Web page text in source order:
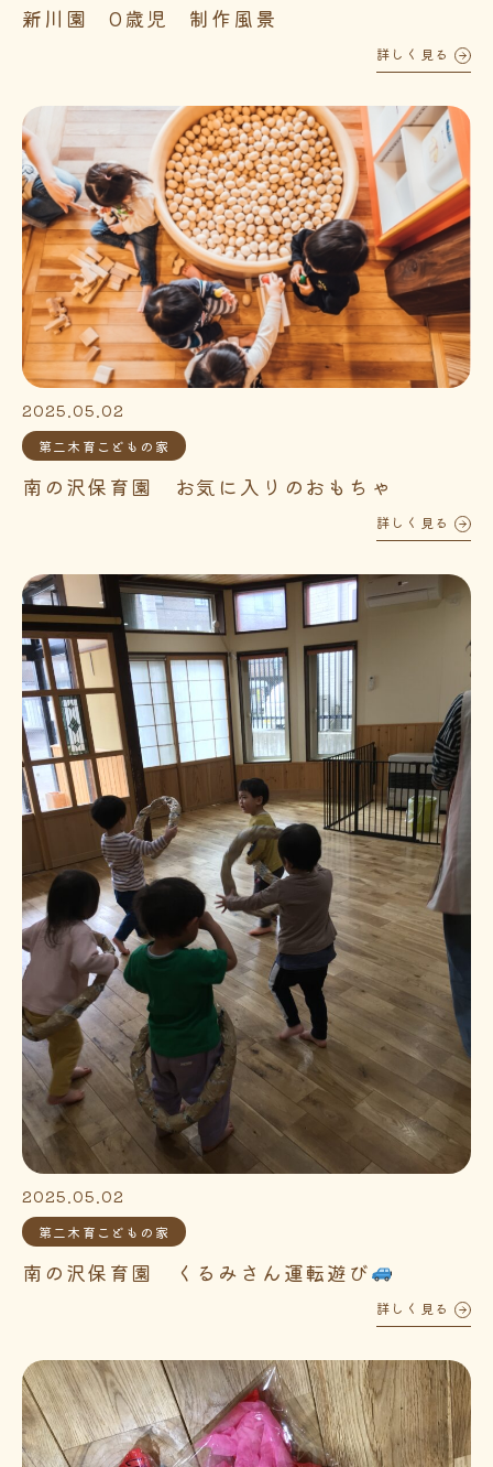
新川園 0歳児 制作風景
詳しく見る
2025.05.02
第二木育こどもの家
南の沢保育園 お気に入りのおもちゃ
詳しく見る
2025.05.02
第二木育こどもの家
南の沢保育園 くるみさん運転遊び
詳しく見る